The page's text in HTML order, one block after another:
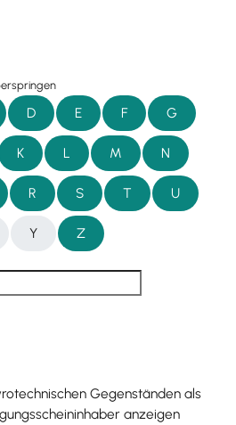
D E F G
K L M N
R S T U
Y Z
Gegenständen als
anzeigen